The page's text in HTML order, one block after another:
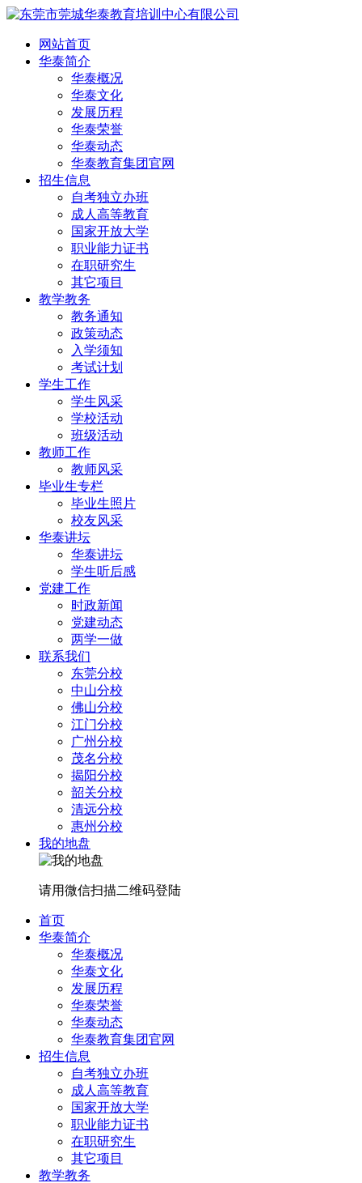
网站首页
华泰简介
华泰概况
华泰文化
发展历程
华泰荣誉
华泰动态
华泰教育集团官网
招生信息
自考独立办班
成人高等教育
国家开放大学
职业能力证书
在职研究生
其它项目
教学教务
教务通知
政策动态
入学须知
考试计划
学生工作
学生风采
学校活动
班级活动
教师工作
教师风采
毕业生专栏
毕业生照片
校友风采
华泰讲坛
华泰讲坛
学生听后感
党建工作
时政新闻
党建动态
两学一做
联系我们
东莞分校
中山分校
佛山分校
江门分校
广州分校
茂名分校
揭阳分校
韶关分校
清远分校
惠州分校
我的地盘
请用微信扫描二维码登陆
首页
华泰简介
华泰概况
华泰文化
发展历程
华泰荣誉
华泰动态
华泰教育集团官网
招生信息
自考独立办班
成人高等教育
国家开放大学
职业能力证书
在职研究生
其它项目
教学教务